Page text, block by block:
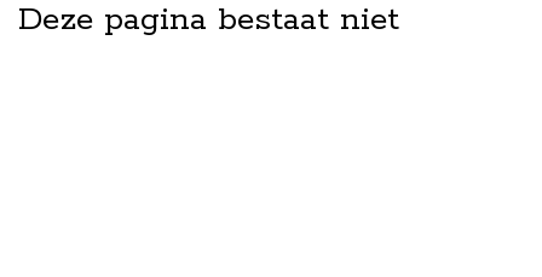
Deze pagina bestaat niet